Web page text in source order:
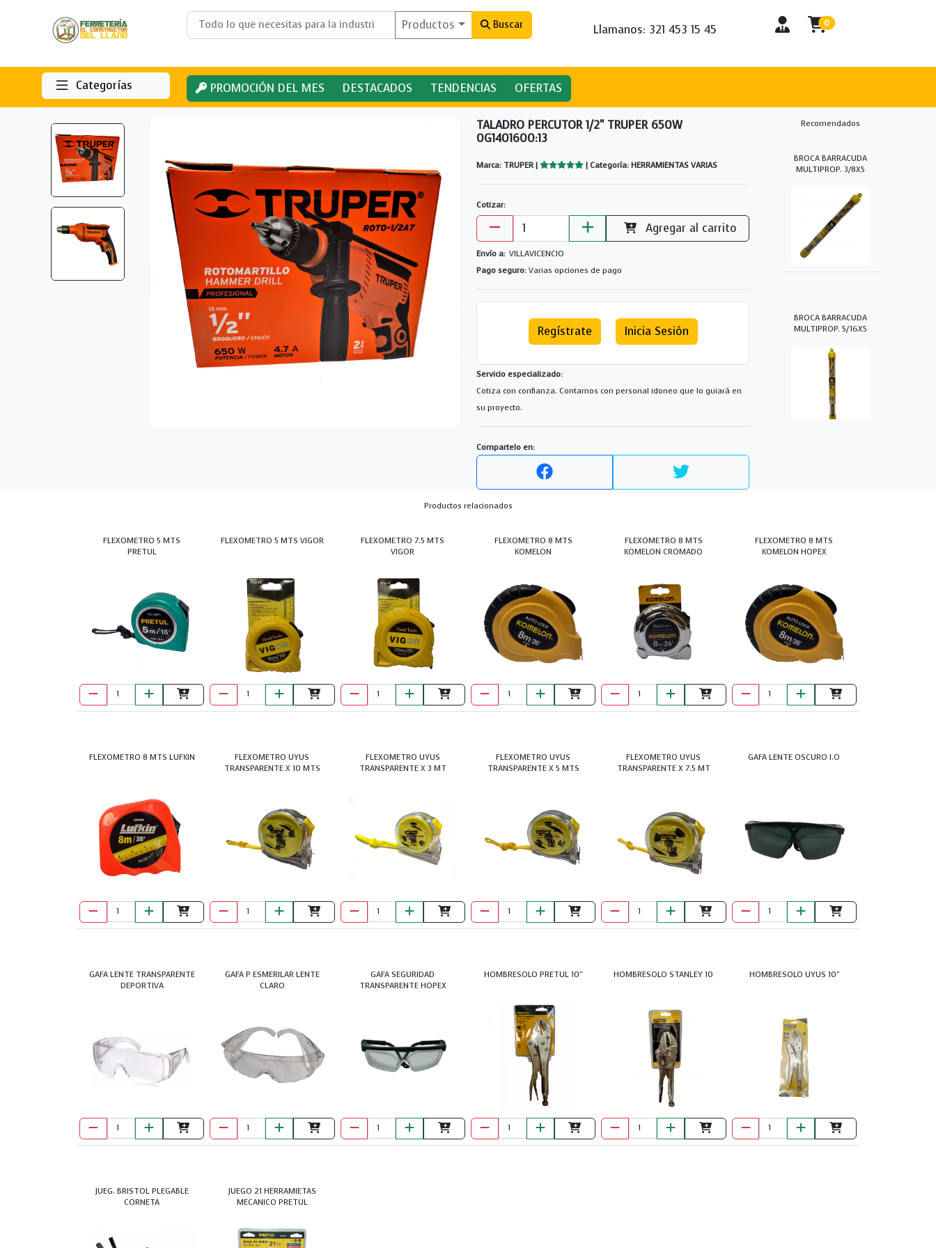
Productos Buscar Llamanos: 321 453 15 45 0
Categorías PROMOCIÓN DEL MES DESTACADOS TENDENCIAS OFERTAS
TALADRO PERCUTOR 1/2" TRUPER 650W
0G1401600:13
Marca: TRUPER | | Categoría: HERRAMIENTAS VARIAS
Cotizar:
Agregar al carrito
Envío a: VILLAVICENCIO
Pago seguro: Varias opciones de pago
Regístrate Inicia Sesión
Servicio especializado:
Cotiza con confianza. Contamos con personal idoneo que lo guiará en
su proyecto.
Compartelo en:
Recomendados
BROCA BARRACUDA
MULTIPROP. 3/8X5
BROCA BARRACUDA
MULTIPROP. 5/16X5
BROCA CEMENTO
6MM X 1/4
6PCS JUEGO
UYUSTUL
Productos relacionados
FLEXOMETRO 5 MTS
PRETUL
FLEXOMETRO 5 MTS VIGOR
FLEXOMETRO 7.5 MTS
VIGOR
FLEXOMETRO 8 MTS
KOMELON
FLEXOMETRO 8 MTS
KOMELON CROMADO
FLEXOMETRO 8 MTS
KOMELON HOPEX
FLEXOMETRO 8 MTS LUFKIN
FLEXOMETRO UYUS
TRANSPARENTE X 10 MTS
FLEXOMETRO UYUS
TRANSPARENTE X 3 MT
FLEXOMETRO UYUS
TRANSPARENTE X 5 MTS
FLEXOMETRO UYUS
TRANSPARENTE X 7.5 MT
GAFA LENTE OSCURO I.O
GAFA LENTE TRANSPARENTE
DEPORTIVA
GAFA P ESMERILAR LENTE
CLARO
GAFA SEGURIDAD
TRANSPARENTE HOPEX
HOMBRESOLO PRETUL 10" HOMBRESOLO STANLEY 10 HOMBRESOLO UYUS 10"
JUEG. BRISTOL PLEGABLE
CORNETA
JUEGO 21 HERRAMIETAS
MECANICO PRETUL